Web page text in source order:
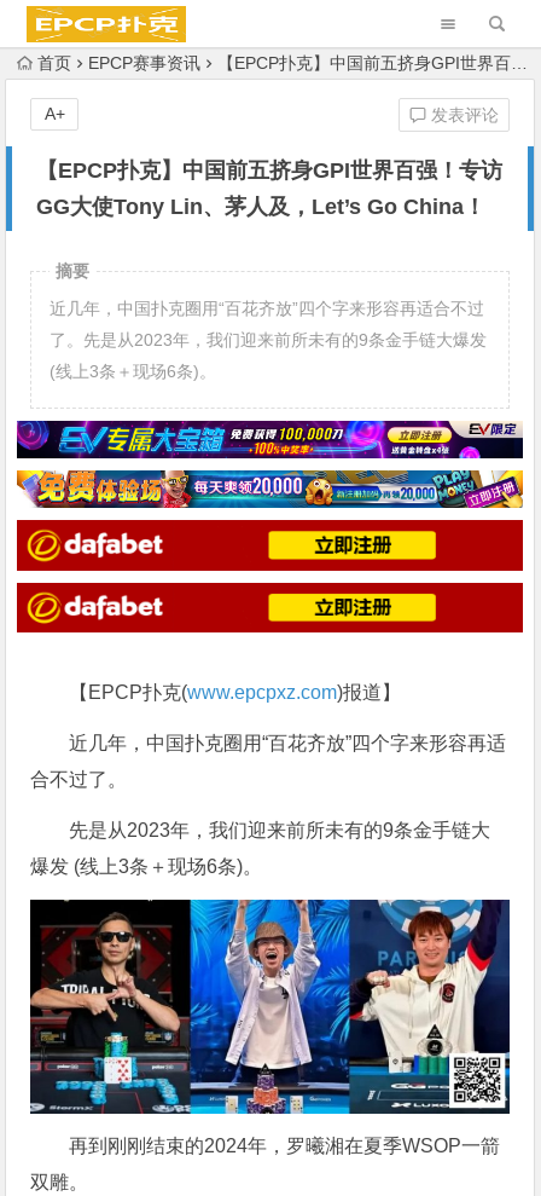
首页 EPCP赛事资讯 【EPCP扑克】中国前五挤身GPI世界百强！专访GG大使Tony Lin、茅人及，Let’s Go China！
【EPCP扑克】中国前五挤身GPI世界百强！专访
GG大使Tony Lin、茅人及，Let’s Go China！
发表评论
A+
摘要
近几年，中国扑克圈用“百花齐放”四个字来形容再适合不过
了。先是从2023年，我们迎来前所未有的9条金手链大爆发
(线上3条＋现场6条)。
【EPCP扑克(www.epcpxz.com)报道】
近几年，中国扑克圈用“百花齐放”四个字来形容再适
合不过了。
先是从2023年，我们迎来前所未有的9条金手链大
爆发 (线上3条＋现场6条)。
再到刚刚结束的2024年，罗曦湘在夏季WSOP一箭
双雕。